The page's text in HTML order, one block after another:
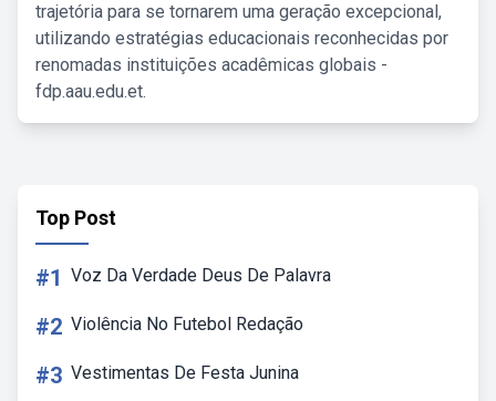
trajetória para se tornarem uma geração excepcional,
utilizando estratégias educacionais reconhecidas por
renomadas instituições acadêmicas globais -
fdp.aau.edu.et.
Top Post
#1 Voz Da Verdade Deus De Palavra
#2 Violência No Futebol Redação
#3 Vestimentas De Festa Junina